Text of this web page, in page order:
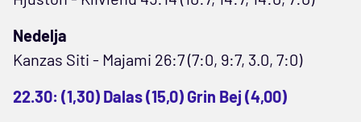
Nedelja
Kanzas Siti - Majami 26:7 (7:0, 9:7, 3.0, 7:0)
22.30: (1,30) Dalas (15,0) Grin Bej (4,00)